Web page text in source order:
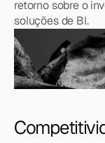
retorno sobre o
soluções de BI.